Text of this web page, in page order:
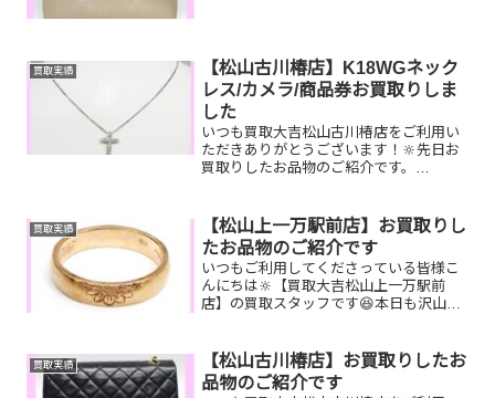
るお品物ぜひお査定させて...
買取実績
【松山古川椿店】K18WGネック
レス/カメラ/商品券お買取りしま
した
いつも買取大吉松山古川椿店をご利用い
ただきありがとうございます！🔆先日お
買取りしたお品物のご紹介です。
お品物はございませんか？ぜひ買取大吉
松山古川椿店にお...
買取実績
【松山上一万駅前店】お買取りし
たお品物のご紹介です
いつもご利用してくださっている皆様こ
んにちは🔆【買取大吉松山上一万駅前
店】の買取スタッフです😆本日も沢山の
グ 古紙幣
Nikon カメラ...
買取実績
【松山古川椿店】お買取りしたお
品物のご紹介です